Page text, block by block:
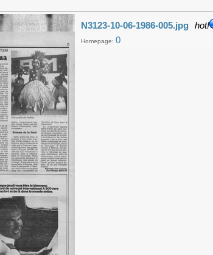
N3123-10-06-1986-005.jpg hot!
Homepage: 0